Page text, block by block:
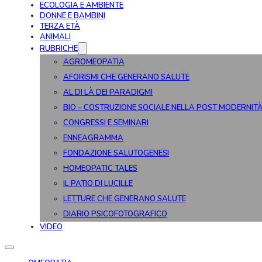
ECOLOGIA E AMBIENTE
DONNE E BAMBINI
TERZA ETÀ
ANIMALI
RUBRICHE
AGROMEOPATIA
AFORISMI CHE GENERANO SALUTE
AL DI LÀ DEI PARADIGMI
BIO – COSTRUZIONE SOCIALE NELLA POST
CONGRESSI E SEMINARI
ENNEAGRAMMA
FONDAZIONE SALUTOGENESI
HOMEOPATIC TALES
IL PATIO DI LUCILLE
LETTURE CHE GENERANO SALUTE
DIARIO PSICOFOTOGRAFICO
VIDEO